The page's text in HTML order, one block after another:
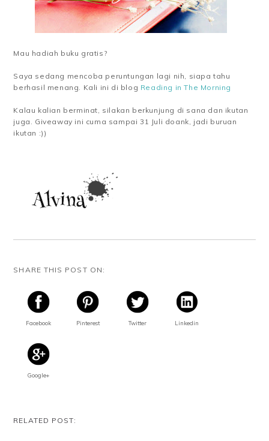
Mau hadiah buku gratis?
Saya sedang mencoba peruntungan lagi nih, siapa tahu
berhasil menang. Kali ini di blog Reading in The Morning
Kalau kalian berminat, silakan berkunjung di sana dan ikutan
juga. Giveaway ini cuma sampai 31 Juli doank, jadi buruan
ikutan :))
SHARE THIS POST ON:
Facebook Pinterest Twitter Linkedin
Google+
RELATED POST: